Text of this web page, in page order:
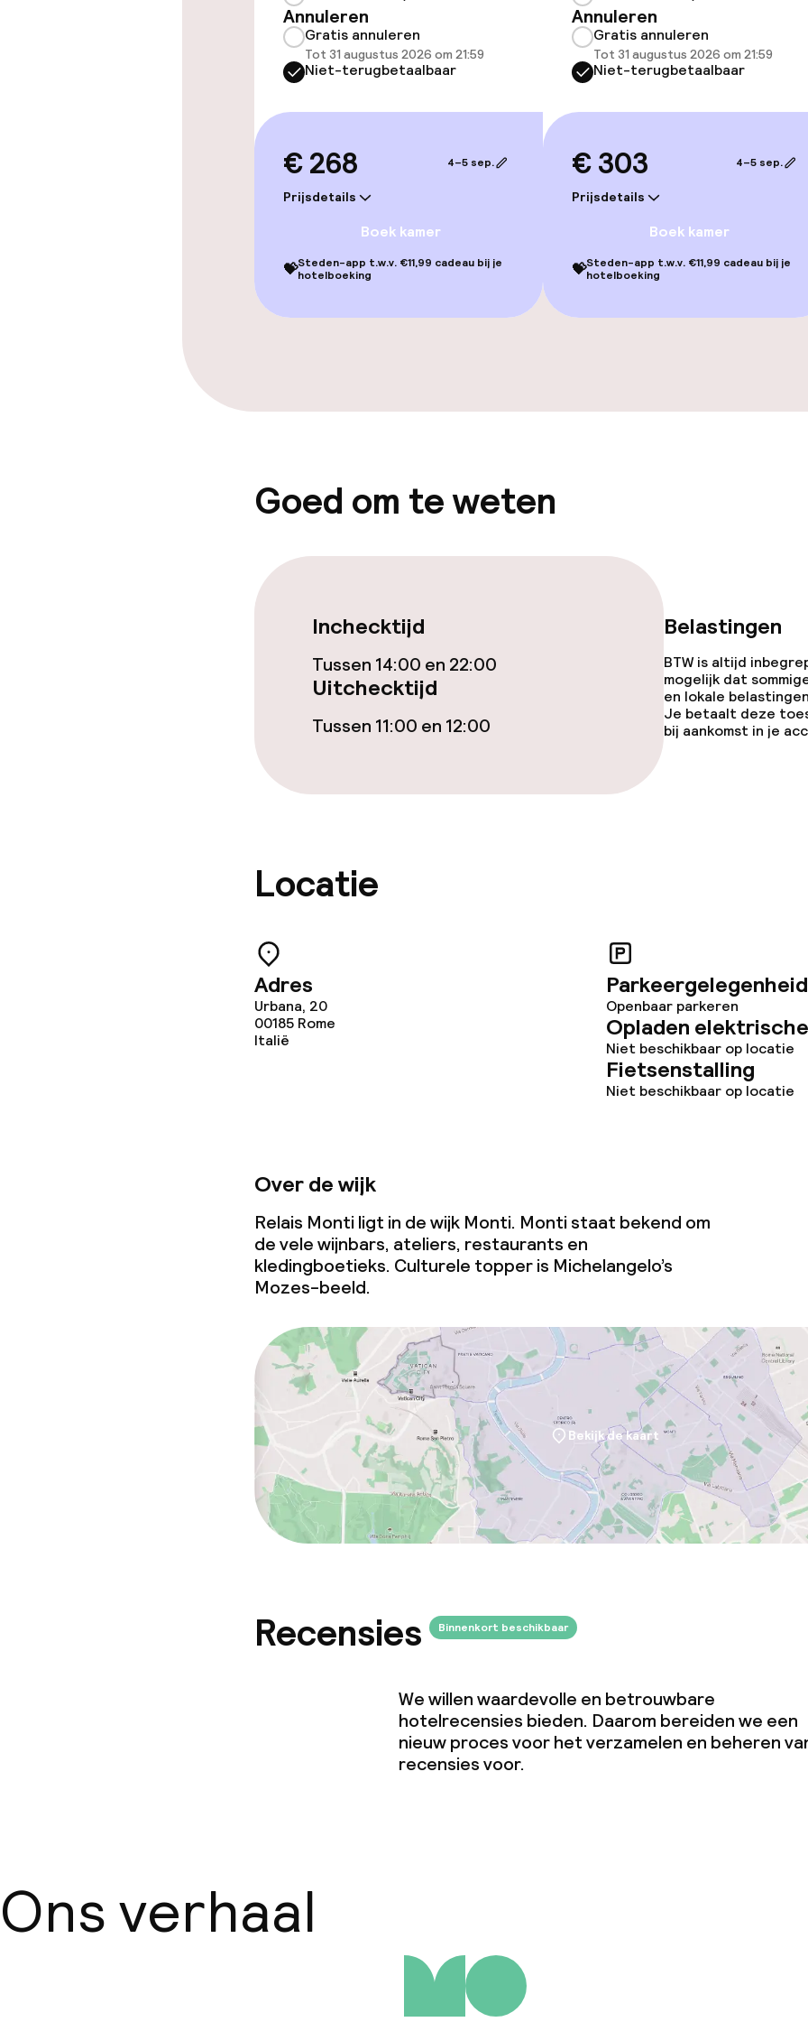
Gratis wifi
Annuleren
Gratis annuleren
Tot 31 augustus 2026 om 21:59
Niet-terugbetaalbaar
€ 268
Prijsdetails
4–5 sep.
Boek kamer
💝Steden-app t.w.v. €11,99 cadeau bij je
hotelboeking
Annuleren
Gratis annuleren
Tot 31 augustus 2026 om 21:59
Niet-terugbetaalbaar
€ 303
Prijsdetails
4–5 sep.
Boek kamer
💝Steden-app t.w.v. €11,99 cadeau bij je
hotelboeking
Goed om te weten
Inchecktijd
Tussen 14:00 en 22:00
Uitchecktijd
Tussen 11:00 en 12:00
Belastingen
BTW is altijd
mogelijk dat
en lokale
Je betaalt deze
bij aankomst in je
Locatie
Adres
Urbana, 20
00185 Rome
Italië
Parkeergelegenheid
Openbaar parkeren
Opladen
Niet beschikbaar op locatie
Fietsenstalling
Niet beschikbaar op locatie
Over de wijk
Relais Monti ligt in de wijk Monti. Monti staat bekend om
de vele wijnbars, ateliers, restaurants en
kledingboetieks. Culturele topper is Michelangelo’s
Mozes-beeld.
Bekijk de kaart
Recensies Binnenkort beschikbaar
We willen waardevolle en betrouwbare
hotelrecensies bieden. Daarom bereiden we een
nieuw proces voor het verzamelen en beheren
recensies voor.
Ons verhaal